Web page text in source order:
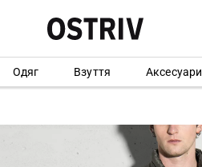
Одяг Взуття Аксесуари